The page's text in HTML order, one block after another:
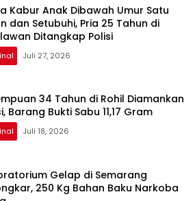
Kabur Anak Dibawah Umur Satu
dan Setubuhi, Pria 25 Tahun di
Ditangkap Polisi
Juli 27, 2026
34 Tahun di Rohil Diamankan
Barang Bukti Sabu 11,17 Gram
Juli 18, 2026
Gelap di Semarang
250 Kg Bahan Baku Narkoba